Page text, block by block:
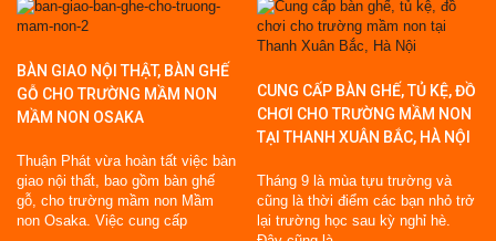
BÀN GIAO NỘI THẬT, BÀN GHẾ
GỖ CHO TRƯỜNG MẦM NON
MẦM NON OSAKA
Thuận Phát vừa hoàn tất việc bàn
giao nội thất, bao gồm bàn ghế
gỗ, cho trường mầm non Mầm
non Osaka. Việc cung cấp
CUNG CẤP BÀN GHẾ, TỦ KỆ, ĐỒ
CHƠI CHO TRƯỜNG MẦM NON
TẠI THANH XUÂN BẮC, HÀ NỘI
Tháng 9 là mùa tựu trường và
cũng là thời điểm các bạn nhỏ trở
lại trường học sau kỳ nghỉ hè.